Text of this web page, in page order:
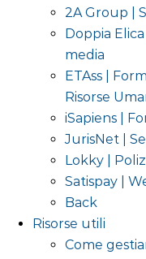
2A Group |
Doppia
media
ETAss |
Risorse
iSapiens |
JurisNet |
Lokky |
Satispay |
Back
Risorse utili
Come